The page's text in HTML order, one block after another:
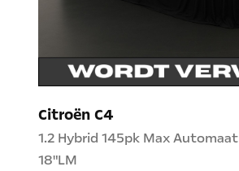
Citroën C4
1.2 Hybrid 145pk Max Automaat
18"LM